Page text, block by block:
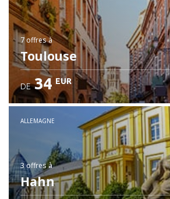
7 offresà
Toulouse
DE 34 EUR
ALLEMAGNE
3 offresà
Hahn